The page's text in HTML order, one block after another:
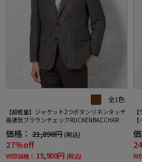
全1色
【超軽量】ジャケット2つボタンリネンタッチ
高通気ブラウンチェックRUCKENBACCHAR春
夏
価格： 21,890円 (税込)
27%off
WEB価格： 15,900円 (税込)